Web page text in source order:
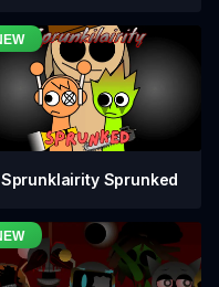
Sprunklairity Sprunked